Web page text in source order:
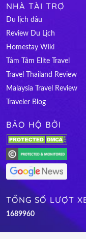
NHÀ TÀI TRỢ
Du lịch đâu
Review Du Lịch
Homestay Wiki
Tâm Tâm Elite Travel
Travel Thailand Review
Malaysia Travel Review
Traveler Blog
BẢO HỘ BỞI
TỔNG SỐ LƯỢT
1689960